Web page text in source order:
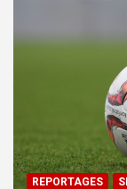
REPORTAGES